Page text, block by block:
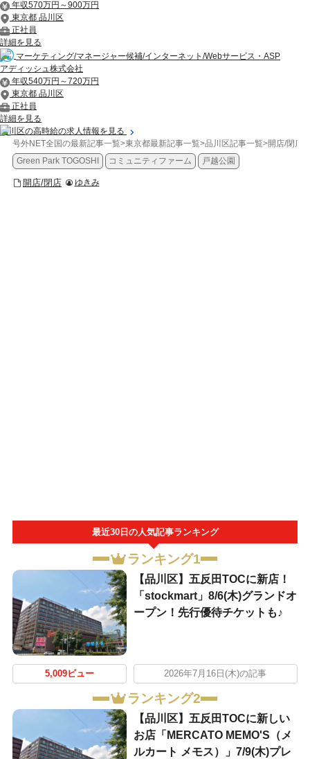
年収570万円～900万円
東京都 品川区
正社員
詳細を見る
マーケティング/マネージャー候補/インターネット/Webサービス・ASP
アディッシュ株式会社
年収540万円～720万円
東京都 品川区
正社員
詳細を見る
品川区の高時給の求人情報を見る
号外NET全国の最新記事一覧>東京都最新記事一覧>品川区記事一覧>開店/閉店
Green Park TOGOSHI
コミュニティファーム 戸越公園
開店/閉店 ゆきみ
最近30日の人気記事ランキング
ランキング1
【品川区】五反田TOCに新店！
「stockmart」8/6(木)グランドオ
ープン！先行優待チケットも♪
5,009ビュー 2026年7月16日(木)の記事
ランキング2
【品川区】五反田TOCに新しい
お店「MERCATO MEMO'S（メ
ルカート メモス）」7/9(木)プレ